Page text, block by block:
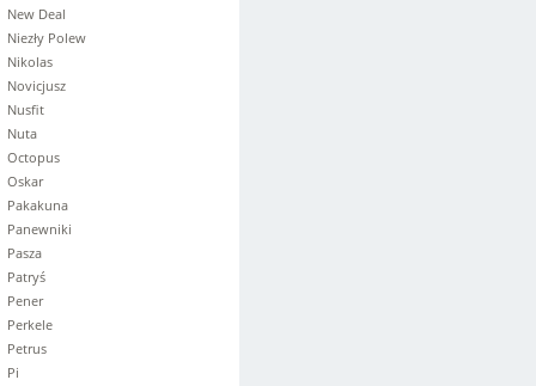
New Deal
Niezły Polew
Nikolas
Novicjusz
Nusfit
Nuta
Octopus
Oskar
Pakakuna
Panewniki
Pasza
Patryś
Pener
Perkele
Petrus
Pi